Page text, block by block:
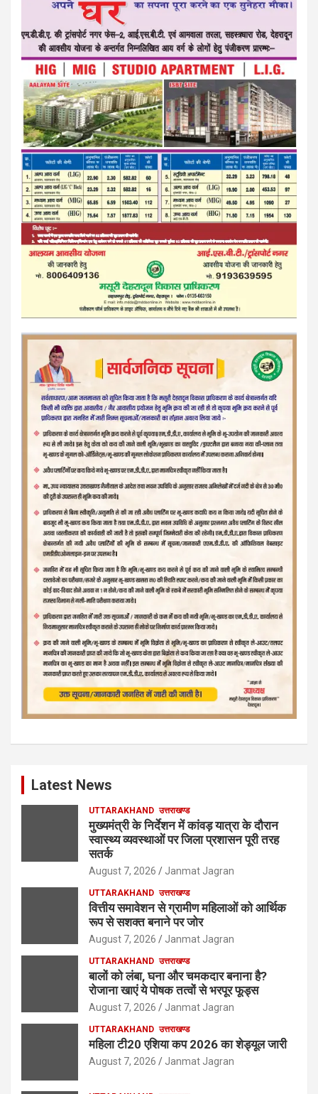
Latest News
UTTARAKHAND उत्तराखण्ड
मुख्यमंत्री के निर्देशन में कांवड़ यात्रा के दौरान
स्वास्थ्य व्यवस्थाओं पर जिला प्रशासन पूरी तरह
सतर्क
August 7, 2026 Janmat Jagran
UTTARAKHAND उत्तराखण्ड
वित्तीय समावेशन से ग्रामीण महिलाओं को आर्थिक
रूप से सशक्त बनाने पर जोर
August 7, 2026 Janmat Jagran
UTTARAKHAND उत्तराखण्ड
बालों को लंबा, घना और चमकदार बनाना है?
रोजाना खाएं ये पोषक तत्वों से भरपूर फूड्स
August 7, 2026 Janmat Jagran
UTTARAKHAND उत्तराखण्ड
महिला टी20 एशिया कप 2026 का शेड्यूल जारी
August 7, 2026 Janmat Jagran